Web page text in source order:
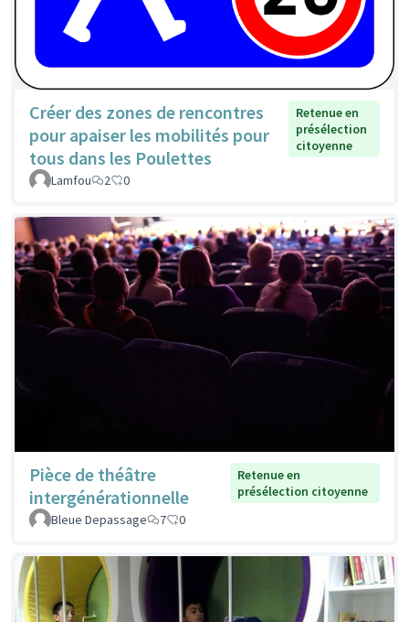
Créer des zones de rencontres
pour apaiser les mobilités pour
tous dans les Poulettes
Retenue en
présélection
citoyenne
Lamfou 2 0
Pièce de théâtre
intergénérationnelle
Retenue en
présélection citoyenne
Bleue Depassage
7 0